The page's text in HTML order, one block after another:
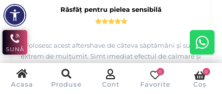
Acasa Produse Cont Favorite
0
Coș
0
Răsfăț pentru pielea sensibilă
Folosesc acest aftershave de câteva săptămâni și sunt
extrem de mulțumit. Simt imediat efectul de calmare și
răcorire a pielii după fiecare bărbierit. Aroma sa masculină
și persistentă adaugă un plus în rutina mea zilnică.
Recomand cu căldură pentru orice bărbat care dorește un
SUNĂ